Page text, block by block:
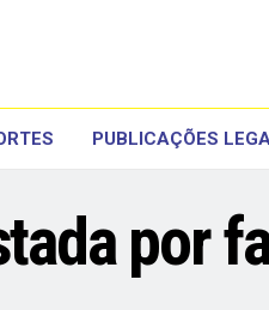
PUBLICAÇÕES
por